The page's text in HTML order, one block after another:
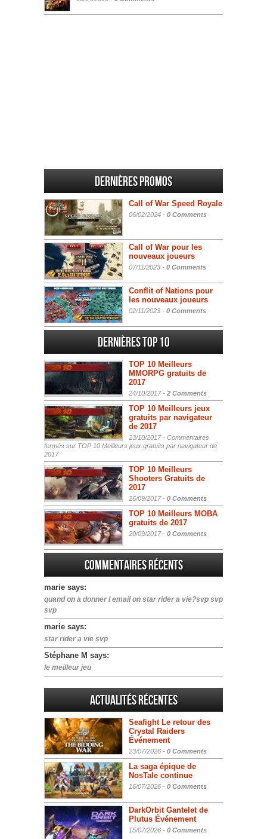
Dernières promos
Call of War Speed Royale
06/02/2024 - 0 Comments
Call of War pour les
nouveaux joueurs
07/11/2023 - 0 Comments
Conflit of Nations pour
les nouveaux joueurs
02/11/2023 - 0 Comments
Dernières Top 10
TOP 10 Meilleurs
MMORPG gratuits de
2017
24/10/2017 - 2 Comments
TOP 10 Meilleurs jeux
gratuits par navigateur
de 2017
23/10/2017 - Commentaires
fermés sur TOP 10 Meilleurs jeux gratuits par navigateur de
2017
TOP 10 Meilleurs
Shooters Gratuits de
2017
26/09/2017 - 0 Comments
TOP 10 Meilleurs MOBA
gratuits de 2017
20/09/2017 - 0 Comments
Commentaires récents
marie says:
quand on a donner l email on star rider a vie?svp svp
svp
marie says:
star rider a vie svp
Stéphane M says:
le meilleur jeu
Actualités Récentes
Seafight Le retour des
Crystal Raiders
Événement
23/07/2026 - 0 Comments
La saga épique de
NosTale continue
16/07/2026 - 0 Comments
DarkOrbit Gantelet de
Plutus Événement
15/07/2026 - 0 Comments